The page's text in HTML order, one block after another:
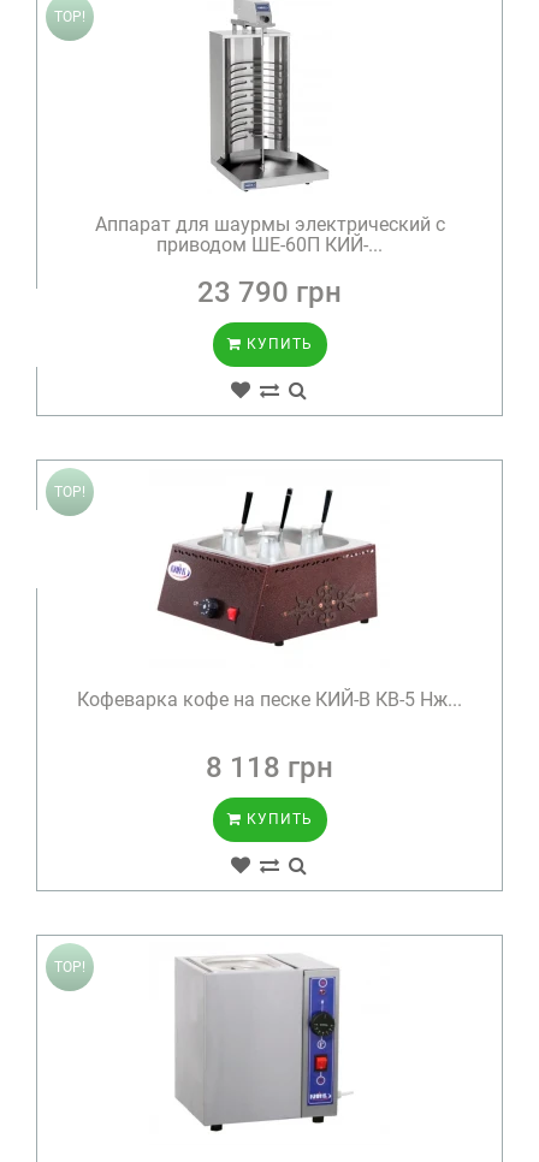
TOP!
Аппарат для шаурмы электрический с
приводом ШЕ-60П КИЙ-...
23 790 грн
КУПИТЬ
TOP!
Кофеварка кофе на песке КИЙ-В КВ-5 Нж...
8 118 грн
КУПИТЬ
TOP!